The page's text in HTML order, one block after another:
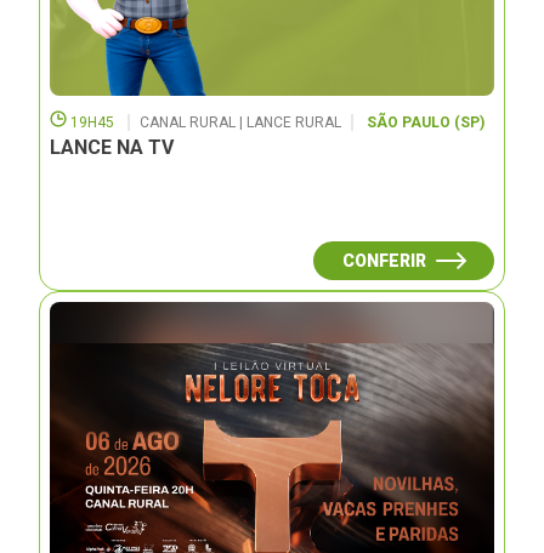
19H45 CANAL RURAL | LANCE RURAL SÃO PAULO (SP)
LANCE NA TV
CONFERIR